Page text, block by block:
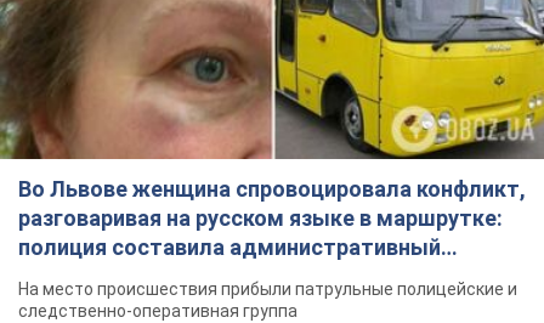
Во Львове женщина спровоцировала конфликт,
разговаривая на русском языке в маршрутке:
полиция составила административный
протокол. Видео
На место происшествия прибыли патрульные полицейские и
следственно-оперативная группа